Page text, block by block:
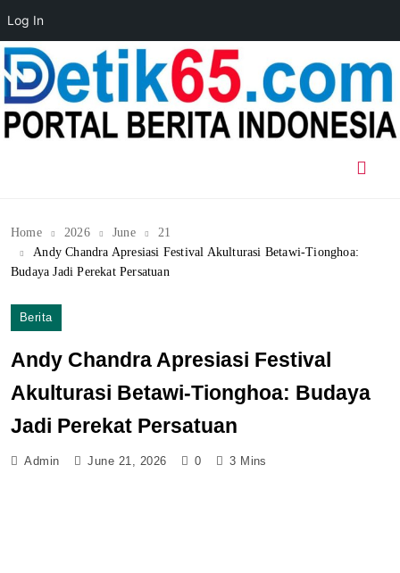
Log In
Skip
to
content
Home 2026 June
21
Andy Chandra Apresiasi Festival Akulturasi Betawi-Tionghoa:
Budaya Jadi Perekat Persatuan
Berita
Andy Chandra Apresiasi Festival
Akulturasi Betawi-Tionghoa: Budaya
Jadi Perekat Persatuan
Admin June 21, 2026 0 3 Mins